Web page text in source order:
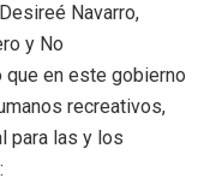
Navarro,
y No
que en este gobierno
recreativos,
para las y los